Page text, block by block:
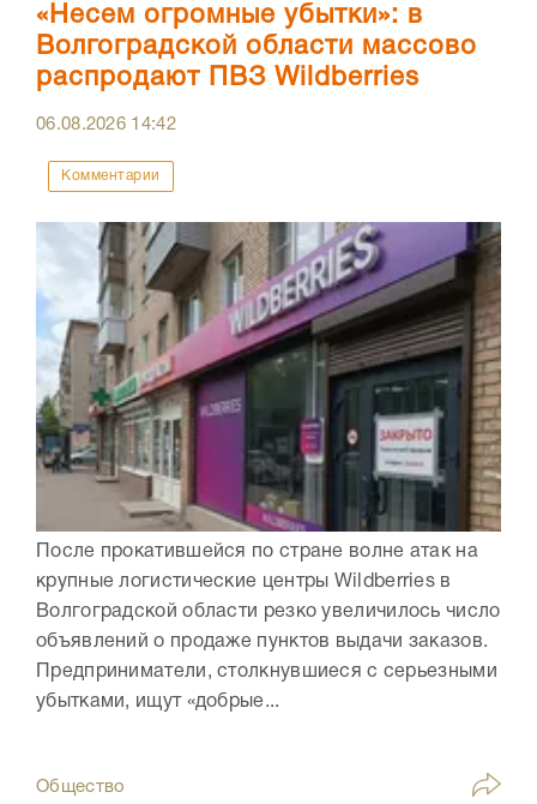
«Несем огромные убытки»: в
Волгоградской области массово
распродают ПВЗ Wildberries
06.08.2026 14:42
Комментарии
После прокатившейся по стране волне атак на
крупные логистические центры Wildberries в
Волгоградской области резко увеличилось число
объявлений о продаже пунктов выдачи заказов.
Предприниматели, столкнувшиеся с серьезными
убытками, ищут «добрые...
Общество